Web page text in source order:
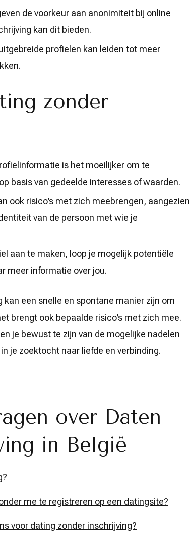
de voorkeur aan anonimiteit bij online
kan dit bieden.
profielen kan leiden tot meer
zonder
is het moeilijker om te
basis van gedeelde interesses of waarden.
ook risico’s met zich meebrengen, aangezien
van de persoon met wie je
aan te maken, loop je mogelijk potentiële
meer informatie over jou.
een snelle en spontane manier zijn om
brengt ook bepaalde risico’s met zich mee.
je bewust te zijn van de mogelijke nadelen
je zoektocht naar liefde en verbinding.
over Daten
in België
me te registreren op een datingsite?
voor dating zonder inschrijving?